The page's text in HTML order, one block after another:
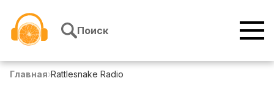
Поиск
Главная›Rattlesnake Radio